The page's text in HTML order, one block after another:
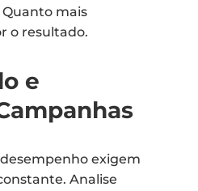
Quanto mais
o resultado.
e
exigem
Analise